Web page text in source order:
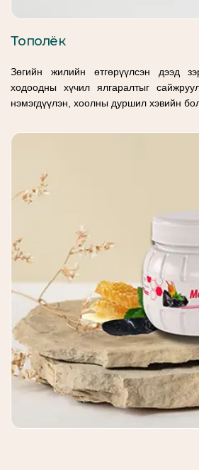
Тополёк
Зөгийн жилийн өтгөрүүлсэн дээд
ходоодны хүчил ялгаралтыг
нэмэгдүүлэн, хоолны дуршил хэвийн